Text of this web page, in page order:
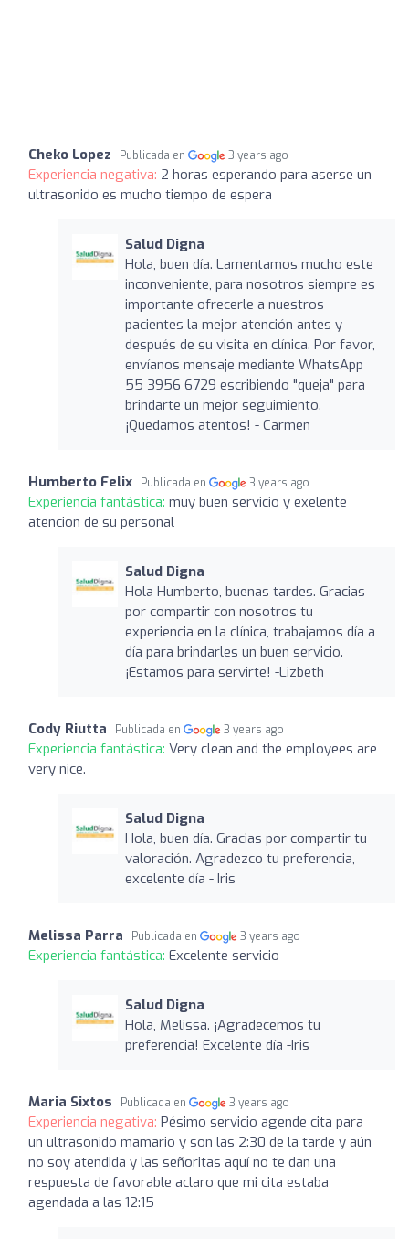
Cheko Lopez Publicada en 3 years ago
Experiencia negativa: 2 horas esperando para aserse un
ultrasonido es mucho tiempo de espera
Salud Digna
Hola, buen día. Lamentamos mucho este
inconveniente, para nosotros siempre es
importante ofrecerle a nuestros
pacientes la mejor atención antes y
después de su visita en clínica. Por favor,
envíanos mensaje mediante WhatsApp
55 3956 6729 escribiendo "queja" para
brindarte un mejor seguimiento.
¡Quedamos atentos! - Carmen
Humberto Felix Publicada en 3 years ago
Experiencia fantástica: muy buen servicio y exelente
atencion de su personal
Salud Digna
Hola Humberto, buenas tardes. Gracias
por compartir con nosotros tu
experiencia en la clínica, trabajamos día a
día para brindarles un buen servicio.
¡Estamos para servirte! -Lizbeth
Cody Riutta Publicada en 3 years ago
Experiencia fantástica: Very clean and the employees are
very nice.
Salud Digna
Hola, buen día. Gracias por compartir tu
valoración. Agradezco tu preferencia,
excelente día - Iris
Melissa Parra Publicada en 3 years ago
Experiencia fantástica: Excelente servicio
Salud Digna
Hola, Melissa. ¡Agradecemos tu
preferencia! Excelente día -Iris
Maria Sixtos Publicada en 3 years ago
Experiencia negativa: Pésimo servicio agende cita para
un ultrasonido mamario y son las 2:30 de la tarde y aún
no soy atendida y las señoritas aquí no te dan una
respuesta de favorable aclaro que mi cita estaba
agendada a las 12:15